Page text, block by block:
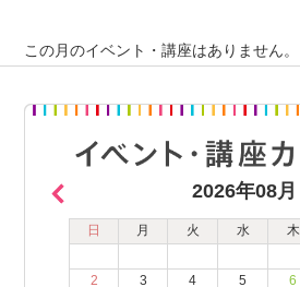
この月のイベント・講座はありません。
2026年08月
日 月 火 水 木
2
3 4 5 6